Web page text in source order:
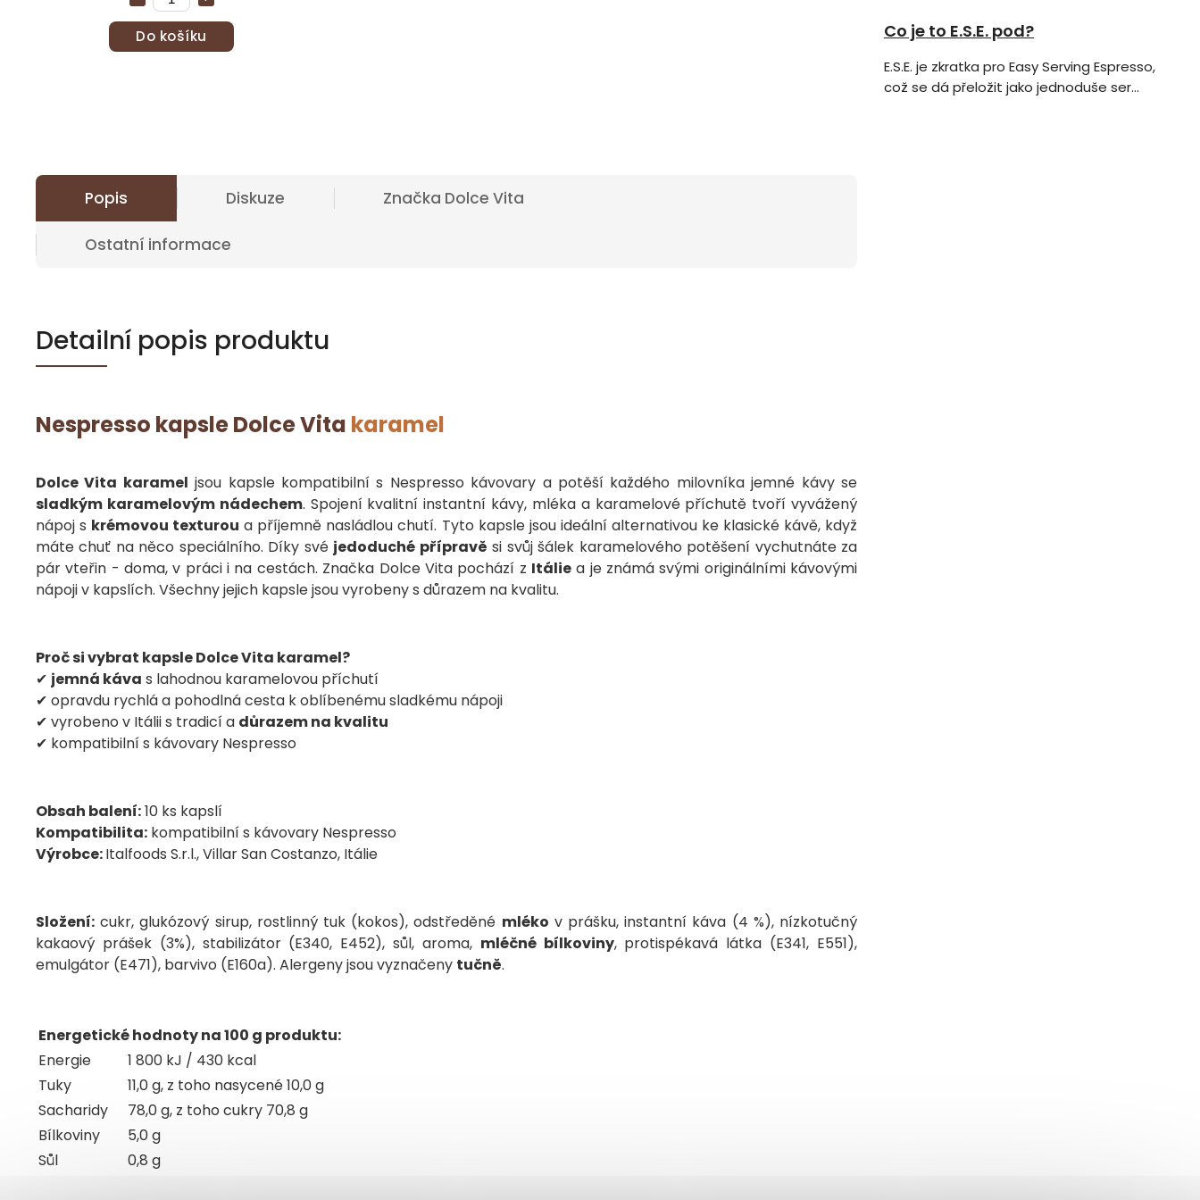
Co je to E.S.E. pod?
E.S.E. je zkratka pro Easy Serving Espresso,
což se dá přeložit jako jednoduše ser...
Do košíku
Popis Diskuze Značka Dolce Vita
Ostatní informace
Detailní popis produktu
Nespresso kapsleDolce Vita karamel
Dolce Vita karamel jsou kapsle kompatibilní s Nespresso kávovary a potěší každého milovníka jemné kávy se
sladkým karamelovým nádechem. Spojení kvalitní instantní kávy, mléka a karamelové příchutě tvoří vyvážený
nápoj s krémovou texturou a příjemně nasládlou chutí. Tyto kapsle jsou ideální alternativou ke klasické kávě, když
máte chuť na něco speciálního. Díky své jedoduché přípravě si svůj šálek karamelového potěšení vychutnáte za
pár vteřin - doma, v práci i na cestách. Značka Dolce Vita pochází z Itáliea je známá svými originálními kávovými
nápoji v kapslích. Všechny jejich kapsle jsou vyrobeny s důrazem na kvalitu.
Proč si vybrat kapsle Dolce Vita karamel?
✔ jemná káva s lahodnou karamelovou příchutí
✔ opravdu rychlá a pohodlná cesta k oblíbenému sladkému nápoji
✔ vyrobeno v Itálii s tradicí a důrazem na kvalitu
✔ kompatibilní s kávovary Nespresso
Obsah balení:10 ks kapslí
Kompatibilita: kompatibilní s kávovary Nespresso
Výrobce:Italfoods S.r.l., Villar San Costanzo, Itálie
Složení: cukr, glukózový sirup, rostlinný tuk (kokos), odstředěné mléko v prášku, instantní káva (4 %), nízkotučný
kakaový prášek (3%), stabilizátor (E340, E452), sůl, aroma, mléčné bílkoviny, protispékavá látka (E341, E551),
emulgátor (E471), barvivo (E160a). Alergeny jsou vyznačeny tučně.
Energetické hodnoty na 100 g produktu:
Energie
1 800 kJ / 430 kcal
Tuky
11,0 g, z toho nasycené 10,0 g
Sacharidy
78,0 g, z toho cukry 70,8 g
Bílkoviny
5,0 g
Sůl
0,8 g